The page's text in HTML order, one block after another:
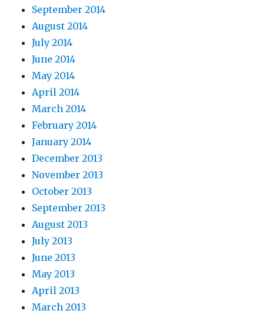
September 2014
August 2014
July 2014
June 2014
May 2014
April 2014
March 2014
February 2014
January 2014
December 2013
November 2013
October 2013
September 2013
August 2013
July 2013
June 2013
May 2013
April 2013
March 2013